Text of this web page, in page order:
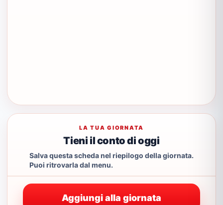
LA TUA GIORNATA
Tieni il conto di oggi
Salva questa scheda nel riepilogo della giornata.
Puoi ritrovarla dal menu.
Aggiungi alla giornata